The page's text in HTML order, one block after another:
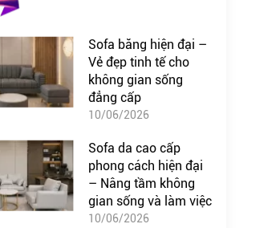
Sofa băng hiện đại –
Vẻ đẹp tinh tế cho
không gian sống
đẳng cấp
10/06/2026
Sofa da cao cấp
phong cách hiện đại
– Nâng tầm không
gian sống và làm việc
10/06/2026